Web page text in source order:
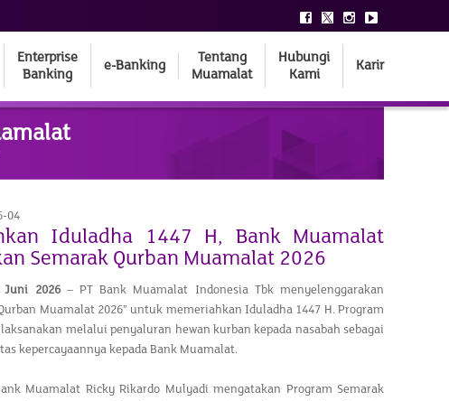
Enterprise
Banking
e-Banking
Tentang
Muamalat
Hubungi
Kami
Karir
04
Iduladha 1447 H, Bank Muamalat
Semarak Qurban Muamalat 2026
Juni 2026– PT Bank Muamalat Indonesia Tbk menyelenggarakan
Muamalat 2026” untuk memeriahkan Iduladha 1447 H. Program
melalui penyaluran hewan kurban kepada nasabah sebagai
kepercayaannya kepada Bank Muamalat.
Muamalat Ricky Rikardo Mulyadi mengatakan Program Semarak